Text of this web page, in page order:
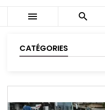
 
CATÉGORIES